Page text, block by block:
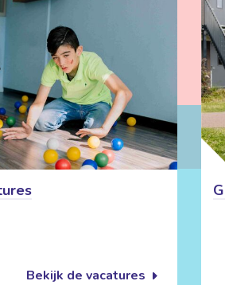
Bekijk de vacatures